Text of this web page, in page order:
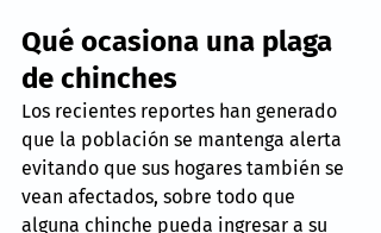
Qué ocasiona una plaga
de chinches
Los recientes reportes han generado
que la población se mantenga alerta
evitando que sus hogares también se
vean afectados, sobre todo que
alguna chinche pueda ingresar a su